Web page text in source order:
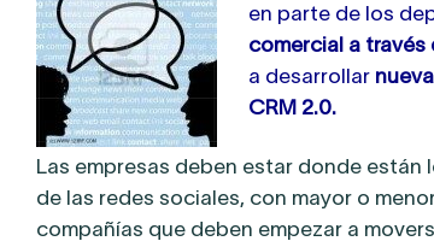
en parte de los
comercial a
a desarrollar
CRM 2.0.
Las empresas deben estar donde
de las redes sociales, con mayor o
compañías que deben empezar a